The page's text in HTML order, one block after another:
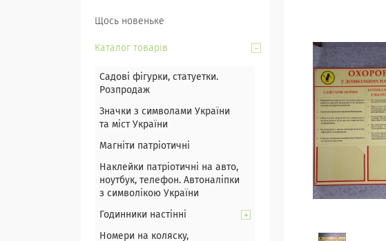
Щось новеньке
Каталог товарів
Садові фігурки, статуетки.
Розпродаж
Значки з символами України
та міст України
Магніти патріотичні
Наклейки патріотичні на авто,
ноутбук, телефон. Автоналіпки
з символікою України
Годинники настінні
Номери на коляску,